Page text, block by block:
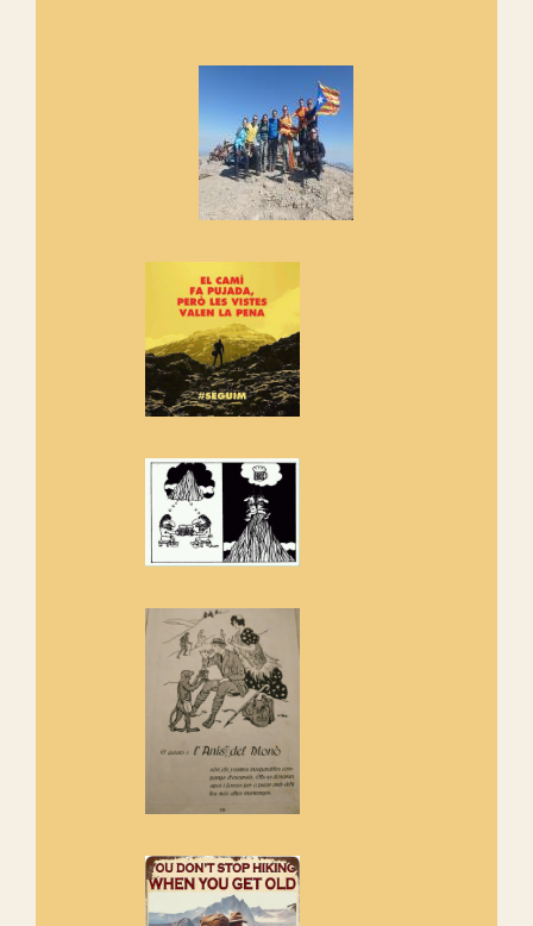
Si no podem caminar, alguna
cosa hem de fer...
Els Centpeus signen el
Manifest a favor dels Camins
adhereix-te al manifest!
Rebem un diploma dels
Amics de Sant Aniol d'Aguja
Els Centpeus estem implicats
de l'entorn de Sant Aniol